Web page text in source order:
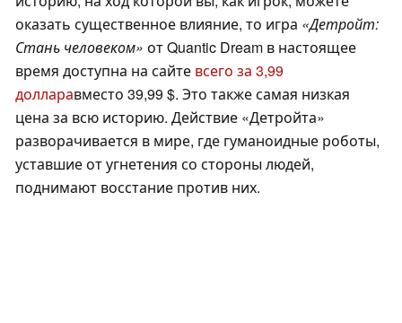
оказать существенное влияние, то игра «Детройт:
Стань человеком» от Quantic Dream в настоящее
время доступна на сайте всего за 3,99
долларавместо 39,99 $. Это также самая низкая
цена за всю историю. Действие «Детройта»
разворачивается в мире, где гуманоидные роботы,
уставшие от угнетения со стороны людей,
поднимают восстание против них.